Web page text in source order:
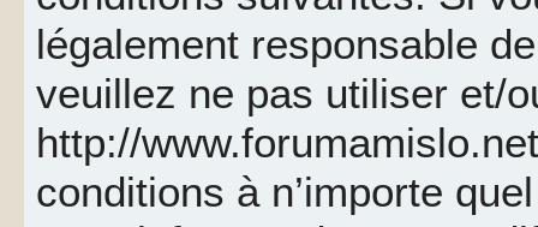
légalement responsable
veuillez ne pas utiliser et/
http://
conditions à n’importe